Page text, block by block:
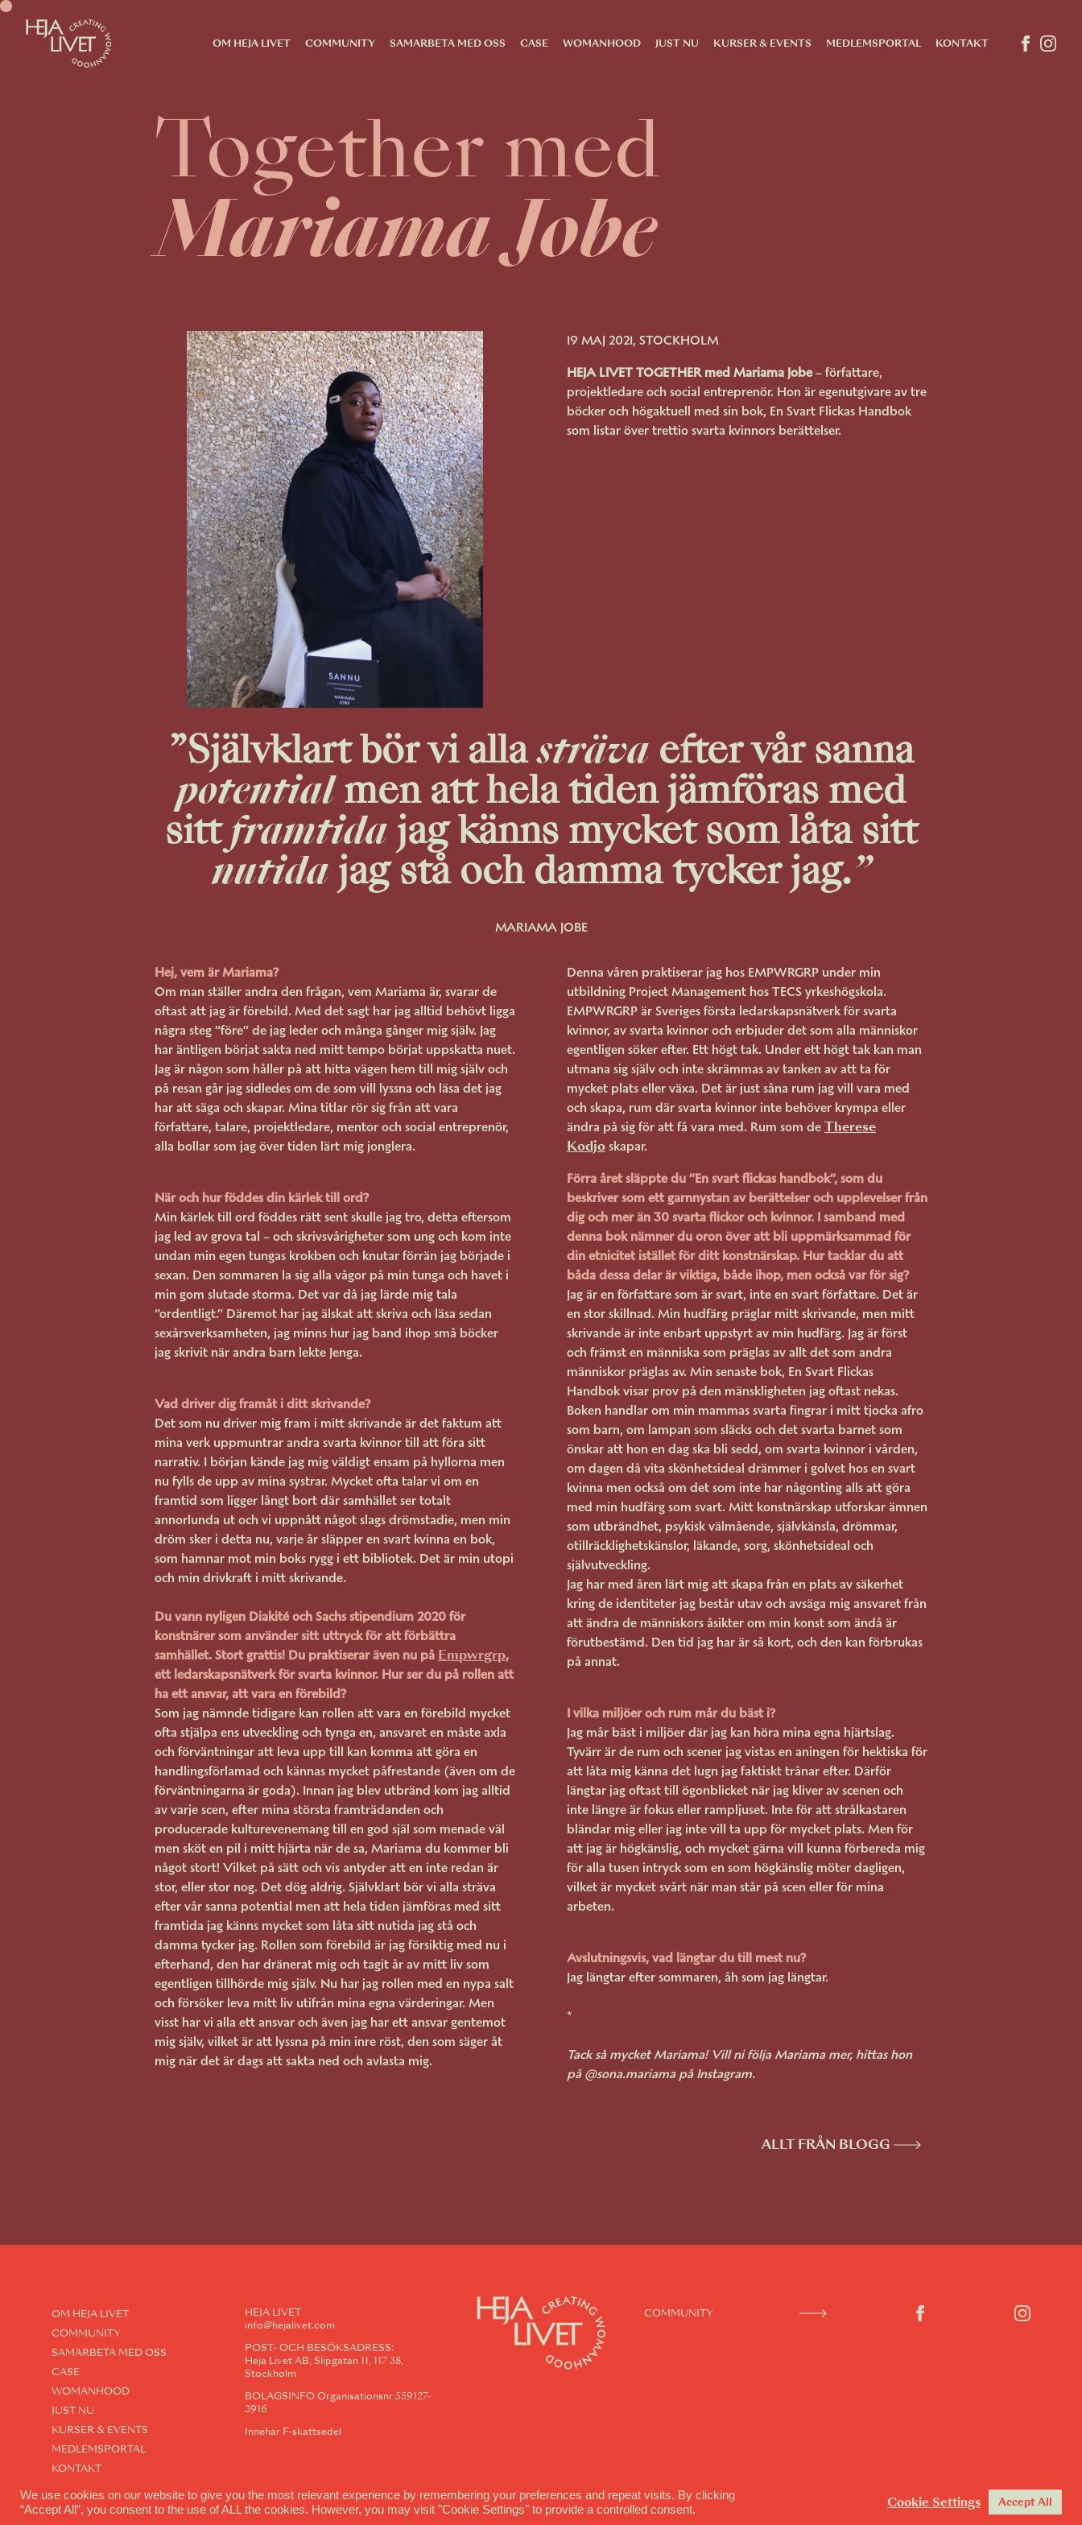
OM HEJA LIVET COMMUNITY SAMARBETA MED OSS CASE WOMANHOOD JUST NU KURSER & EVENTS MEDLEMSPORTAL KONTAKT
Together med
Mariama Jobe
19 MAJ 2021, STOCKHOLM
HEJA LIVET TOGETHER med Mariama Jobe– författare,
projektledare och social entreprenör. Hon är egenutgivare av tre
böcker och högaktuell med sin bok, En Svart Flickas Handbok
som listar över trettio svarta kvinnors berättelser.
”Självklart bör vi allasträvaefter vår sanna
potentialmen att hela tiden jämföras med
sittframtidajag känns mycket som låta sitt
nutidajag stå och damma tycker jag.”
MARIAMA JOBE
Hej, vem är Mariama?
Om man ställer andra den frågan, vem Mariama är, svarar de
oftast att jag är förebild. Med det sagt har jag alltid behövt ligga
några steg “före” de jag leder och många gånger mig själv. Jag
har äntligen börjat sakta ned mitt tempo börjat uppskatta nuet.
Jag är någon som håller på att hitta vägen hem till mig själv och
på resan går jag sidledes om de som vill lyssna och läsa det jag
har att säga och skapar. Mina titlar rör sig från att vara
författare, talare, projektledare, mentor och social entreprenör,
alla bollar som jag över tiden lärt mig jonglera.
När och hur föddes din kärlek till ord?
Min kärlek till ord föddes rätt sent skulle jag tro, detta eftersom
jag led av grova tal – och skrivsvårigheter som ung och kom inte
undan min egen tungas krokben och knutar förrän jag började i
sexan. Den sommaren la sig alla vågor på min tunga och havet i
min gom slutade storma. Det var då jag lärde mig tala
“ordentligt.” Däremot har jag älskat att skriva och läsa sedan
sexårsverksamheten, jag minns hur jag band ihop små böcker
jag skrivit när andra barn lekte Jenga.
Vad driver dig framåt i ditt skrivande?
Det som nu driver mig fram i mitt skrivande är det faktum att
mina verk uppmuntrar andra svarta kvinnor till att föra sitt
narrativ. I början kände jag mig väldigt ensam på hyllorna men
nu fylls de upp av mina systrar. Mycket ofta talar vi om en
framtid som ligger långt bort där samhället ser totalt
annorlunda ut och vi uppnått något slags drömstadie, men min
dröm sker i detta nu, varje år släpper en svart kvinna en bok,
som hamnar mot min boks rygg i ett bibliotek. Det är min utopi
och min drivkraft i mitt skrivande.
Du vann nyligen Diakité och Sachs stipendium 2020 för
konstnärer som använder sitt uttryck för att förbättra
samhället. Stort grattis! Du praktiserar även nu på Empwrgrp,
ett ledarskapsnätverk för svarta kvinnor. Hur ser du på rollen att
ha ett ansvar, att vara en förebild?
Som jag nämnde tidigare kan rollen att vara en förebild mycket
ofta stjälpa ens utveckling och tynga en, ansvaret en måste axla
och förväntningar att leva upp till kan komma att göra en
handlingsförlamad och kännas mycket påfrestande (även om de
förväntningarna är goda). Innan jag blev utbränd kom jag alltid
av varje scen, efter mina största framträdanden och
producerade kulturevenemang till en god själ som menade väl
men sköt en pil i mitt hjärta när de sa, Mariama du kommer bli
något stort! Vilket på sätt och vis antyder att en inte redan är
stor, eller stor nog. Det dög aldrig. Självklart bör vi alla sträva
efter vår sanna potential men att hela tiden jämföras med sitt
framtida jag känns mycket som låta sitt nutida jag stå och
damma tycker jag. Rollen som förebild är jag försiktig med nu i
efterhand, den har dränerat mig och tagit år av mitt liv som
egentligen tillhörde mig själv. Nu har jag rollen med en nypa salt
och försöker leva mitt liv utifrån mina egna värderingar. Men
visst har vi alla ett ansvar och även jag har ett ansvar gentemot
mig själv, vilket är att lyssna på min inre röst, den som säger åt
mig när det är dags att sakta ned och avlasta mig.
Denna våren praktiserar jag hos EMPWRGRP under min
utbildning Project Management hos TECS yrkeshögskola.
EMPWRGRP är Sveriges första ledarskapsnätverk för svarta
kvinnor, av svarta kvinnor och erbjuder det som alla människor
egentligen söker efter. Ett högt tak. Under ett högt tak kan man
utmana sig själv och inte skrämmas av tanken av att ta för
mycket plats eller växa. Det är just såna rum jag vill vara med
och skapa, rum där svarta kvinnor inte behöver krympa eller
ändra på sig för att få vara med. Rum som de Therese
Kodjo skapar.
Förra året släppte du ”En svart flickas handbok”, som du
beskriver som ett garnnystan av berättelser och upplevelser från
dig och mer än 30 svarta flickor och kvinnor. I samband med
denna bok nämner du oron över att bli uppmärksammad för
din etnicitet istället för ditt konstnärskap. Hur tacklar du att
båda dessa delar är viktiga, både ihop, men också var för sig?
Jag är en författare som är svart, inte en svart författare. Det är
en stor skillnad. Min hudfärg präglar mitt skrivande, men mitt
skrivande är inte enbart uppstyrt av min hudfärg. Jag är först
och främst en människa som präglas av allt det som andra
människor präglas av. Min senaste bok, En Svart Flickas
Handbok visar prov på den mänskligheten jag oftast nekas.
Boken handlar om min mammas svarta fingrar i mitt tjocka afro
som barn, om lampan som släcks och det svarta barnet som
önskar att hon en dag ska bli sedd, om svarta kvinnor i vården,
om dagen då vita skönhetsideal drämmer i golvet hos en svart
kvinna men också om det som inte har någonting alls att göra
med min hudfärg som svart. Mitt konstnärskap utforskar ämnen
som utbrändhet, psykisk välmående, självkänsla, drömmar,
otillräcklighetskänslor, läkande, sorg, skönhetsideal och
självutveckling.
Jag har med åren lärt mig att skapa från en plats av säkerhet
kring de identiteter jag består utav och avsäga mig ansvaret från
att ändra de människors åsikter om min konst som ändå är
förutbestämd. Den tid jag har är så kort, och den kan förbrukas
på annat.
I vilka miljöer och rum mår du bäst i?
Jag mår bäst i miljöer där jag kan höra mina egna hjärtslag.
Tyvärr är de rum och scener jag vistas en aningen för hektiska för
att låta mig känna det lugn jag faktiskt trånar efter. Därför
längtar jag oftast till ögonblicket när jag kliver av scenen och
inte längre är fokus eller rampljuset. Inte för att strålkastaren
bländar mig eller jag inte vill ta upp för mycket plats. Men för
att jag är högkänslig, och mycket gärna vill kunna förbereda mig
för alla tusen intryck som en som högkänslig möter dagligen,
vilket är mycket svårt när man står på scen eller för mina
arbeten.
Avslutningsvis, vad längtar du till mest nu?
Jag längtar efter sommaren, åh som jag längtar.
*
Tack så mycket Mariama! Vill ni följa Mariama mer, hittas hon
på @sona.mariama på Instagram.
ALLT FRÅN BLOGG
OM HEJA LIVET
COMMUNITY
SAMARBETA MED OSS
CASE
WOMANHOOD
JUST NU
KURSER & EVENTS
MEDLEMSPORTAL
KONTAKT
HEJA LIVET
info@hejalivet.com
POST- OCH BESÖKSADRESS:
Heja Livet AB, Slipgatan 11, 117 38,
Stockholm
BOLAGSINFO Organisationsnr 559127-
3916
Innehar F-skattsedel
COMMUNITY
We use cookies on our website to give you the most relevant experience by remembering your preferences and repeat visits. By clicking
“Accept All”, you consent to the use of ALL the cookies. However, you may visit "Cookie Settings" to provide a controlled consent.
Cookie Settings Accept All